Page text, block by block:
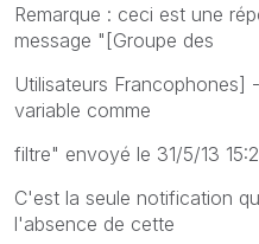
Remarque : ceci est une
message "[Groupe des
Utilisateurs Francophones]
variable comme
filtre" envoyé le 31/5/13
C'est la seule notification
l'absence de cette